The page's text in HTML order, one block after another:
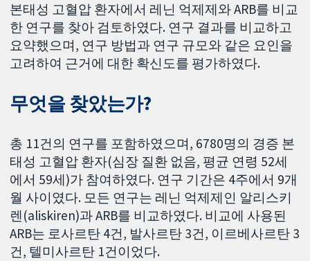
본태성 고혈압 환자에서 레닌 억제제와 ARB를 비교
한 연구를 찾아 검토하였다. 연구 결과를 비교하고
요약했으며, 연구 방법과 연구 규모와 같은 요인을
고려하여 근거에 대한 확신도를 평가하였다.
무엇을 찾았는가?
총 11건의 연구를 포함하였으며, 6780명의 경증 본
태성 고혈압 환자(심장 질환 없음, 평균 연령 52세
에서 59세)가 참여하였다. 연구 기간은 4주에서 9개
월 사이였다. 모든 연구는 레닌 억제제인 알리스키
렌(aliskiren)과 ARB를 비교하였다. 비교에 사용된
ARB는 로사르탄 4건, 발사르탄 3건, 이르베사르탄 3
건, 텔미사르탄 1건이었다.